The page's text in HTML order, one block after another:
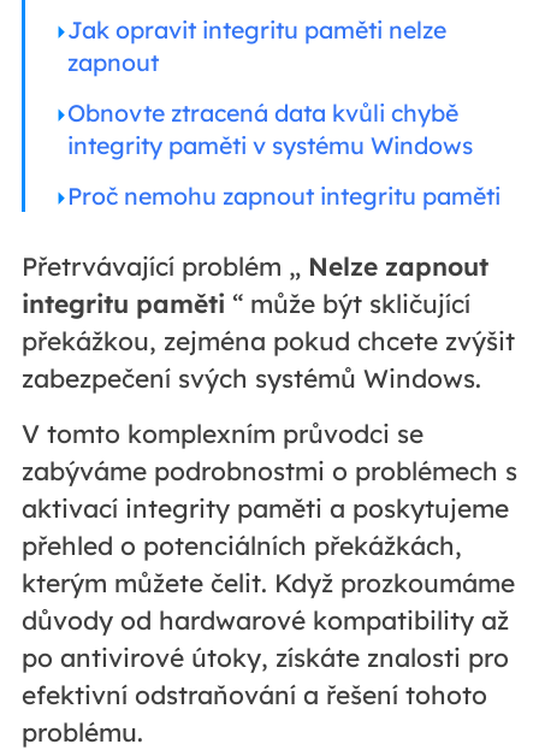
Jak opravit integritu paměti nelze
zapnout
Obnovte ztracená data kvůli chybě
integrity paměti v systému Windows
Proč nemohu zapnout integritu paměti
Přetrvávající problém „ Nelze zapnout
integritu paměti “ může být skličující
překážkou, zejména pokud chcete zvýšit
zabezpečení svých systémů Windows.
V tomto komplexním průvodci se
zabýváme podrobnostmi o problémech s
aktivací integrity paměti a poskytujeme
přehled o potenciálních překážkách,
kterým můžete čelit. Když prozkoumáme
důvody od hardwarové kompatibility až
po antivirové útoky, získáte znalosti pro
efektivní odstraňování a řešení tohoto
problému.